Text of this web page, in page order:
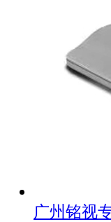
广州铭视